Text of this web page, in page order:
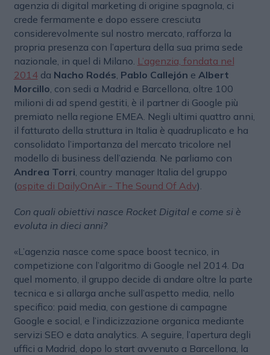
agenzia di digital marketing di origine spagnola, ci
crede fermamente e dopo essere cresciuta
considerevolmente sul nostro mercato, rafforza la
propria presenza con l’apertura della sua prima sede
nazionale, in quel di Milano. L’agenzia, fondata nel
2014da Nacho Rodés Pablo Callejón e Albert
Morcillo , con sedi a Madrid e Barcellona, oltre 100
milioni di ad spend gestiti, è il partner di Google più
premiato nella regione EMEA. Negli ultimi quattro anni,
il fatturato della struttura in Italia è quadruplicato e ha
consolidato l’importanza del mercato tricolore nel
modello di business dell’azienda. Ne parliamo con
Andrea Torri , country manager Italia del gruppo
(ospite di DailyOnAir - The Sound Of Adv).
Con quali obiettivi nasce Rocket Digital e come si è
evoluta in dieci anni?
«L’agenzia nasce come space boost tecnico, in
competizione con l’algoritmo di Google nel 2014. Da
quel momento, il gruppo decide di andare oltre la parte
tecnica e si allarga anche sull’aspetto media, nello
specifico: paid media, con gestione di campagne
Google e social, e l’indicizzazione organica mediante
servizi SEO e data analytics. A seguire, l’apertura degli
uffici a Madrid, dopo lo start avvenuto a Barcellona, la